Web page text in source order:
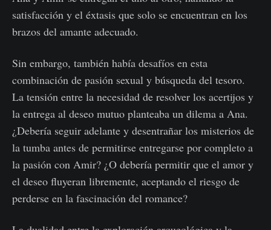
satisfacción y el éxtasis que solo se encuentran en los
brazos del amante adecuado.
Sin embargo, también había desafíos en esta
combinación de pasión sexual y búsqueda del tesoro.
La tensión entre la necesidad de resolver los acertijos y
la entrega al deseo mutuo planteaba un dilema a Ana.
¿Debería seguir adelante y desentrañar los misterios de
la tumba antes de permitirse entregarse por completo a
la pasión con Amir? ¿O debería permitir que el amor y
el deseo fluyeran libremente, aceptando el riesgo de
perderse en la fascinación del romance?